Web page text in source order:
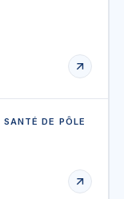
SANTÉ DE PÔLE